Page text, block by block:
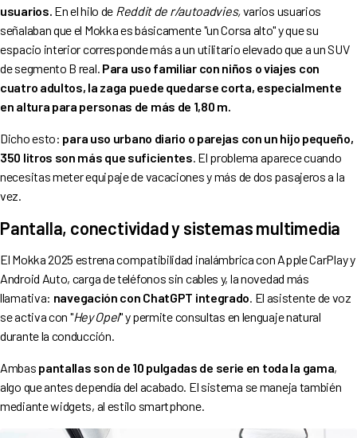
usuarios. En el hilo de Reddit de r/autoadvies,varios usuarios
señalaban que el Mokka es básicamente "un Corsa alto" y que su
espacio interior corresponde más a un utilitario elevado que a un SUV
de segmento B real. Para uso familiar con niños o viajes con
cuatro adultos, la zaga puede quedarse corta, especialmente
en altura para personas de más de 1,80 m.
Dicho esto: para uso urbano diario o parejas con un hijo pequeño,
350 litros son más que suficientes. El problema aparece cuando
necesitas meter equipaje de vacaciones y más de dos pasajeros a la
vez.
Pantalla, conectividad y sistemas multimedia
El Mokka 2025 estrena compatibilidad inalámbrica con Apple CarPlay y
Android Auto, carga de teléfonos sin cables y, la novedad más
llamativa: navegación con ChatGPT integrado. El asistente de voz
se activa con "Hey Opel" y permite consultas en lenguaje natural
durante la conducción.
Ambas pantallas son de 10 pulgadas de serie en toda la gama,
algo que antes dependía del acabado. El sistema se maneja también
mediante widgets, al estilo smartphone.